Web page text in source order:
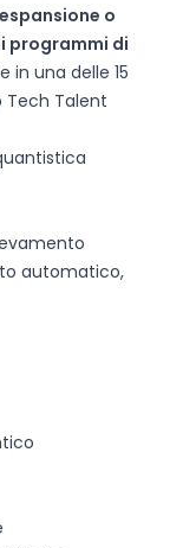
o
programmi di
in una delle 15
Tech Talent
automatico,